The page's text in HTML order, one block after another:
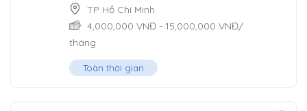
TP Hồ Chí Minh
4,000,000 VNĐ - 15,000,000 VNĐ/
tháng
Toàn thời gian